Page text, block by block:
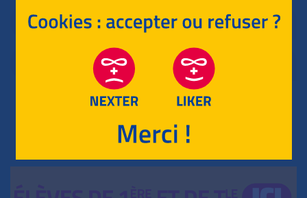
POLYNÉSIE
NOUVELLE CALÉDONIE
RETOUR